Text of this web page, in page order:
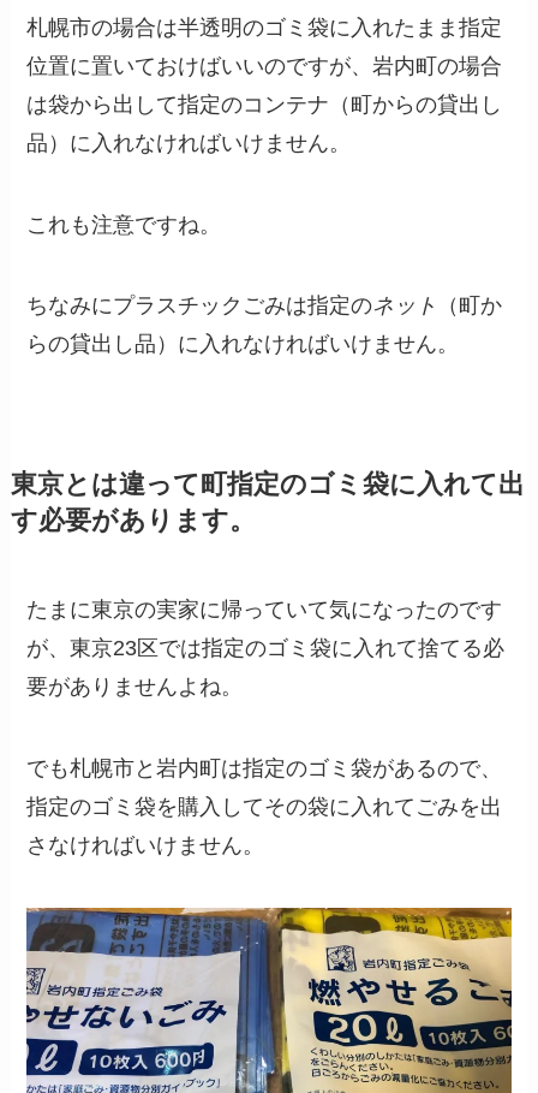
札幌市の場合は半透明のゴミ袋に入れたまま指定
位置に置いておけばいいのですが、岩内町の場合
は袋から出して指定のコンテナ （ 町からの貸出し
品 ）に入れなければいけません。
これも注意ですね。
ちなみにプラスチックごみは指定のネット （ 町か
らの貸出し品 ）に入れなければいけません。
東京とは違って町指定のゴミ袋に入れて出
す必要があります。
たまに東京の実家に帰っていて気になったのです
が、東京23区では指定のゴミ袋に入れて捨てる必
要がありませんよね。
でも札幌市と岩内町は指定のゴミ袋があるので、
指定のゴミ袋を購入してその袋に入れてごみを出
さなければいけません。